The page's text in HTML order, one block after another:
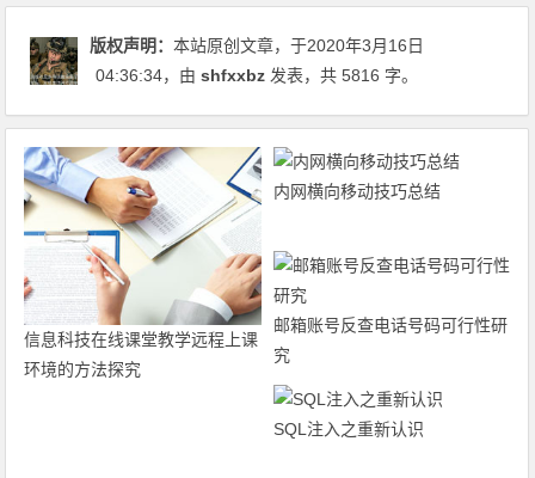
版权声明：本站原创文章，于2020年3月16日
04:36:34，由shfxxbz 发表，共 5816 字。
信息科技在线课堂教学远程上课
环境的方法探究
内网横向移动技巧总结
邮箱账号反查电话号码可行性研
究
SQL注入之重新认识